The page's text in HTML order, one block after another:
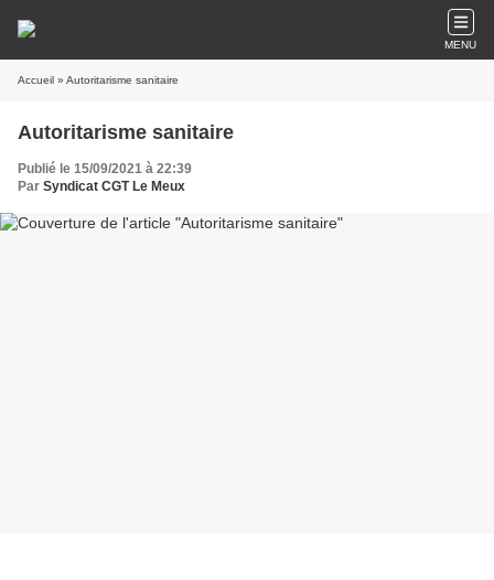
MENU
Accueil » Autoritarisme sanitaire
Autoritarisme sanitaire
Publié le 15/09/2021 à 22:39
Par Syndicat CGT Le Meux